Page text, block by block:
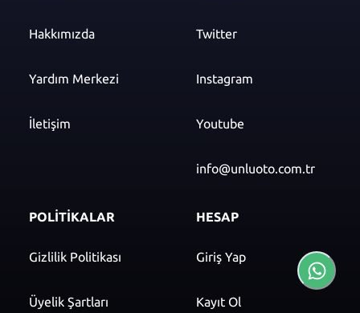
Hakkımızda
Yardım Merkezi
İletişim
Twitter
Instagram
Youtube
info@unluoto.com.tr
POLİTİKALAR
Gizlilik Politikası
Üyelik Şartları
HESAP
Giriş Yap
Kayıt Ol